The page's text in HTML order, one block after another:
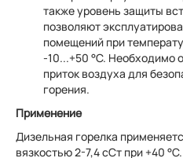
также уровень защиты
позволяют
помещений при
-10...+50 °C. Необходимо
приток воздуха для
горения.
Применение
Дизельная горелка
вязкостью 2-7,4 сСт при +40